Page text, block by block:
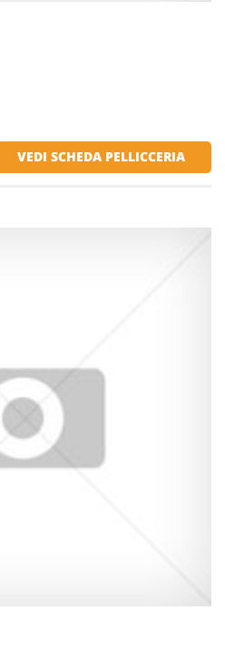
VEDI SCHEDA PELLICCERIA